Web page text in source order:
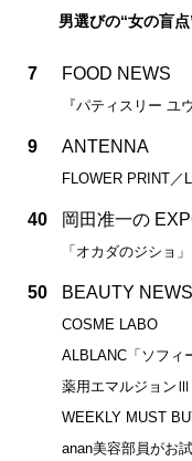
男選びの“女の盲点
7 FOOD NEWS
『パティスリー ユ
9 ANTENNA
FLOWER PRINT／
40 岡田准一の
「オカダのジショ
50 BEAUTY NEWS
COSME LABO
ALBLANC「ソフィ
薬用エマルジョン
WEEKLY MUST
anan美容部員がお